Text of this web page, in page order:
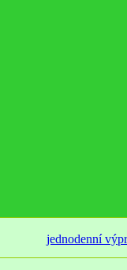
jednodenní